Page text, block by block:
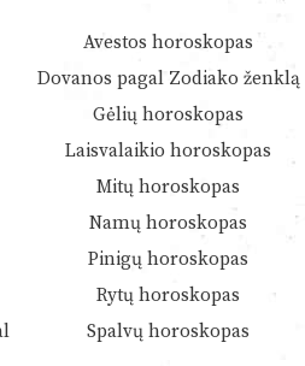
Avestos horoskopas
Dovanos pagal Zodiako ženklą
Gėlių horoskopas
Laisvalaikio horoskopas
Mitų horoskopas
Namų horoskopas
Pinigų horoskopas
Rytų horoskopas
Spalvų horoskopas